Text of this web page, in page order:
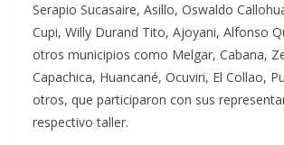
Serapio Sucasaire, Asillo, Oswaldo
Cupi, Willy Durand Tito, Ajoyani, Alfonso
otros municipios como Melgar, Cabana,
Capachica, Huancané, Ocuviri, El Collao,
otros, que participaron con sus
respectivo taller.